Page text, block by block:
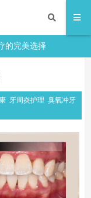
的完美选择
牙周炎护理 臭氧冲牙